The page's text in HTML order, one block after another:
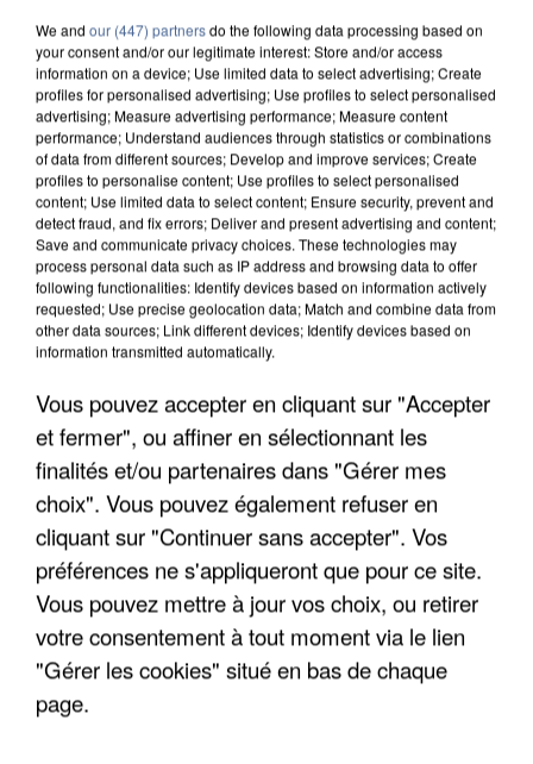
COULÉE DE BOUE EN HAUTE-SAVOIE
We and our (447) partnersdo the following data processing based on
your consent and/or our legitimate interest: Store and/or access
information on a device; Use limited data to select advertising; Create
profiles for personalised advertising; Use profiles to select personalised
advertising; Measure advertising performance; Measure content
performance; Understand audiences through statistics or combinations
of data from different sources; Develop and improve services; Create
profiles to personalise content; Use profiles to select personalised
content; Use limited data to select content; Ensure security, prevent and
detect fraud, and fix errors; Deliver and present advertising and content;
Save and communicate privacy choices. These technologies may
process personal data such as IP address and browsing data to offer
following functionalities: Identify devices based on information actively
requested; Use precise geolocation data; Match and combine data from
other data sources; Link different devices; Identify devices based on
information transmitted automatically.
Vous pouvez accepter en cliquant sur "Accepter
et fermer", ou affiner en sélectionnant les
finalités et/ou partenaires dans "Gérer mes
choix". Vous pouvez également refuser en
cliquant sur "Continuer sans accepter". Vos
préférences ne s'appliqueront que pour ce site.
Vous pouvez mettre à jour vos choix, ou retirer
votre consentement à tout moment via le lien
"Gérer les cookies" situé en bas de chaque
page.